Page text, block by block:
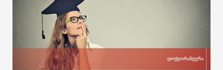
ᲑᲘᲑᲚᲘᲝᲗᲔᲙᲐ
ᲡᲢᲣᲓᲔᲜᲢᲣᲠᲘ ᲪᲮᲝᲕᲠᲔᲑᲐ